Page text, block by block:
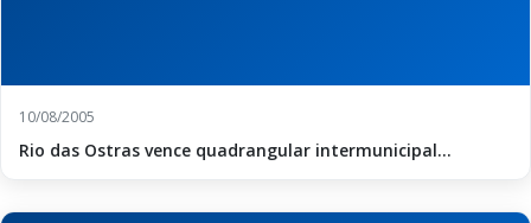
10/08/2005
Rio das Ostras vence quadrangular intermunicipal...